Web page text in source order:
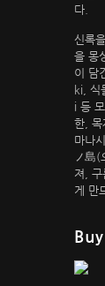
다.
신록
을 몽
이 담
ki, 식
i 등
한, 목
마나
ノ島(
져, 구
게 만